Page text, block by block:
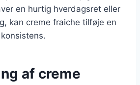
en hurtig hverdagsret eller
kan creme fraiche tilføje en
af creme